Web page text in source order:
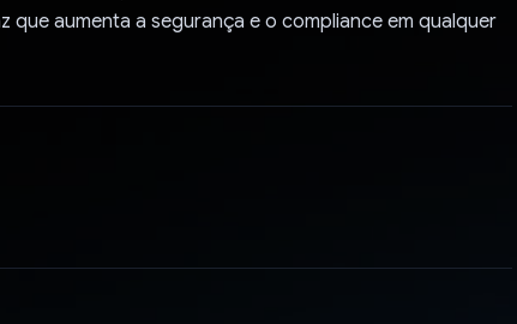
que aumenta a segurança e o compliance em qualquer